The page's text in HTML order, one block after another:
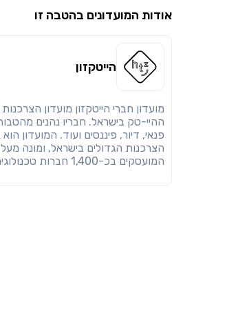
אודות המועדונים בהטבה זו
הייטקזון
מועדון חברי הייטקזון מועדון
ההיי-טק בישראל. חבריו נהנים
פנאי, דיור, פיננסים ועוד. המועדון
המועסקים בכ-1,400 חברות טכנולוגיה.